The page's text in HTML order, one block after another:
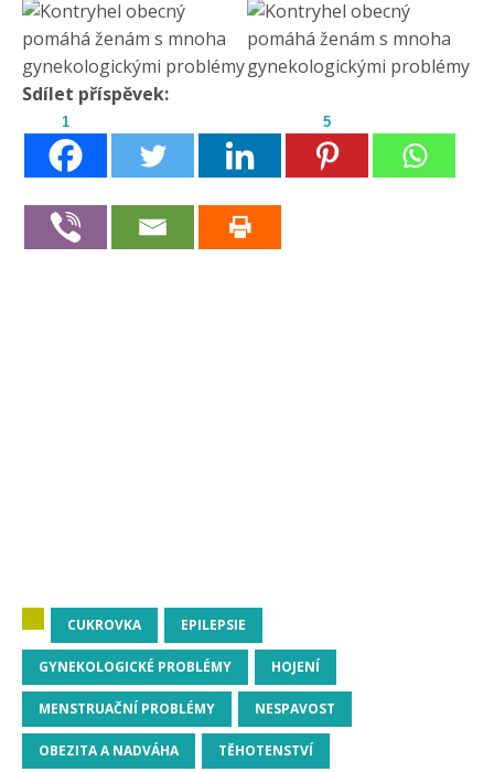
Sdílet příspěvek:
1 5
CUKROVKA EPILEPSIE
GYNEKOLOGICKÉ PROBLÉMY HOJENÍ
MENSTRUAČNÍ PROBLÉMY NESPAVOST
OBEZITA A NADVÁHA TĚHOTENSTVÍ